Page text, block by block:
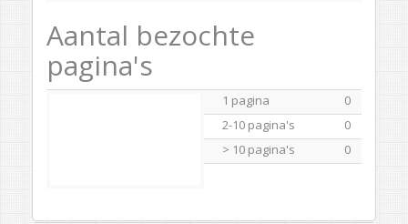
Aantal bezochte
pagina's
1 pagina
0
2-10 pagina's
0
> 10 pagina's
0